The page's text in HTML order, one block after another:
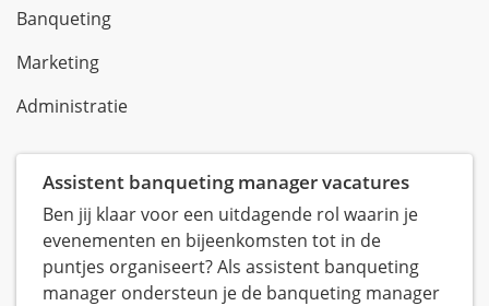
Banqueting
Marketing
Administratie
Assistent banqueting manager vacatures
Ben jij klaar voor een uitdagende rol waarin je
evenementen en bijeenkomsten tot in de
puntjes organiseert? Als assistent banqueting
manager ondersteun je de banqueting manager